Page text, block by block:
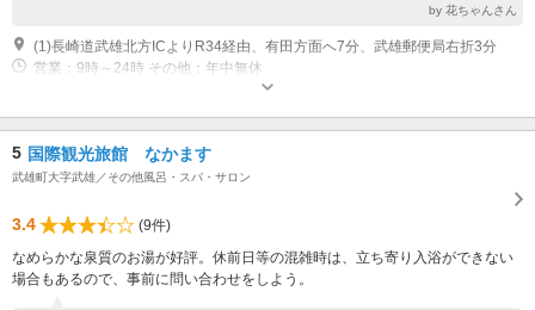
by 花ちゃんさん
(1)長崎道武雄北方ICよりR34経由、有田方面へ7分、武雄郵便局右折3分
営業：9時～24時 その他：年中無休
5 国際観光旅館 なかます
武雄町大字武雄／その他風呂・スパ・サロン
3.4
(9件)
なめらかな泉質のお湯が好評。休前日等の混雑時は、立ち寄り入浴ができない
場合もあるので、事前に問い合わせをしよう。